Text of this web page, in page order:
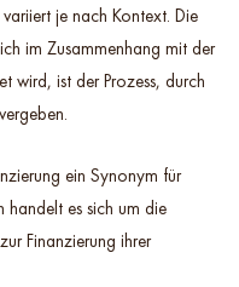
je nach Kontext. Die
im Zusammenhang mit der
wird, ist der Prozess, durch
ein Synonym für
handelt es sich um die
Finanzierung ihrer